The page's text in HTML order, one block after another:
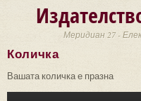
Меридиан 27 -
Количка
Вашата количка е празна